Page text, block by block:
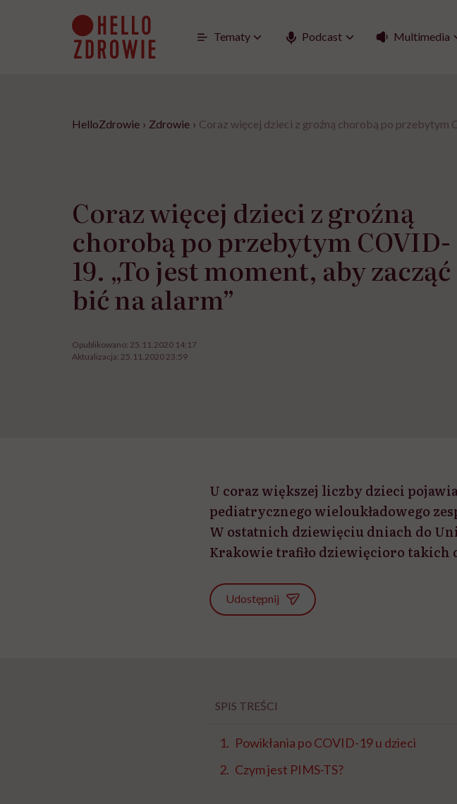
Tematy Podcast Multimedia
HelloZdrowie › Zdrowie › Coraz więcej dzieci z groźną chorobą po przebytym
Coraz więcej dzieci z groźną
chorobą po przebytym COVID-
19. „To jest moment, aby zacząć
bić na alarm”
Opublikowano: 25.11.2020 14:17
Aktualizacja: 25.11.2020 23:59
U coraz większej liczby dzieci
pediatrycznego wieloukładowego
W ostatnich dziewięciu dniach do
Krakowie trafiło dziewięcioro takich
Udostępnij
SPIS TREŚCI
Powikłania po COVID-19 u dzieci
Czym jest PIMS-TS?